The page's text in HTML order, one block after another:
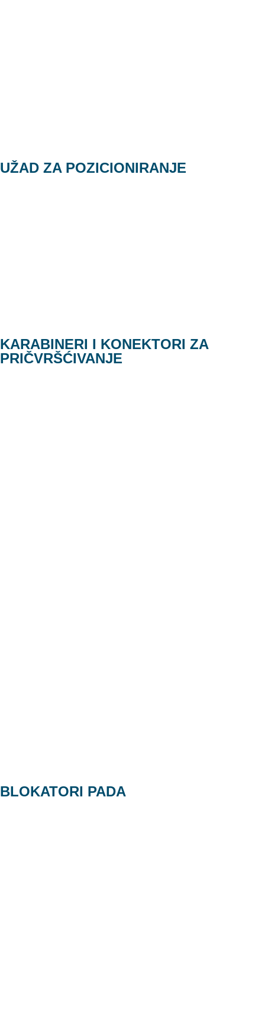
UŽAD ZA POZICIONIRANJE
KARABINERI I KONEKTORI ZA
PRIČVRŠĆIVANJE
BLOKATORI PADA